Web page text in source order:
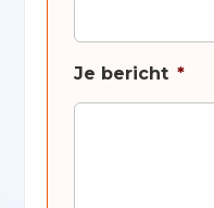
Je bericht *